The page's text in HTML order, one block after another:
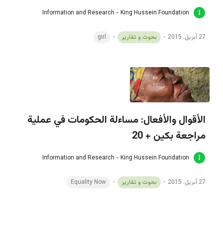
Information and Research - King Hussein Foundation
27 أبريل، 2015 بحوث و تقارير girl
الأقوال والأفعال: مساءلة الحكومات في عملية
مراجعة بكين + 20
Information and Research - King Hussein Foundation
27 أبريل، 2015 بحوث و تقارير Equality Now